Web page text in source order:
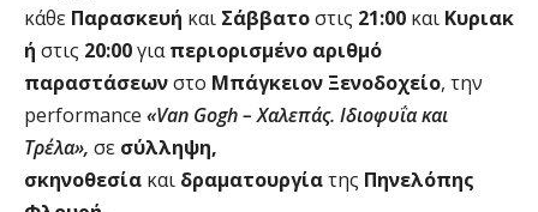
κάθε Παρασκευή και Σάββατοστις 21:00 και Κυριακ
ή στις 20:00γιαπεριορισμένο αριθμό
παραστάσεωνστο Μπάγκειον Ξενοδοχείο, την
performance «Van Gogh – Χαλεπάς. Ιδιοφυΐα και
Τρέλα», σε σύλληψη,
σκηνοθεσία και δραματουργίατης Πηνελόπης